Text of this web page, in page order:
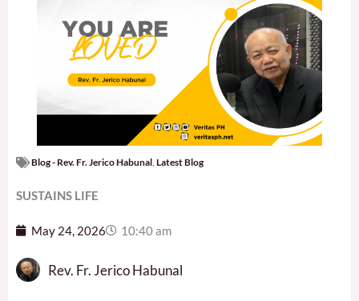
Blog - Rev. Fr. Jerico Habunal Latest Blog
SUSTAINS LIFE
May 24, 2026 10:40 am
Rev. Fr. Jerico Habunal